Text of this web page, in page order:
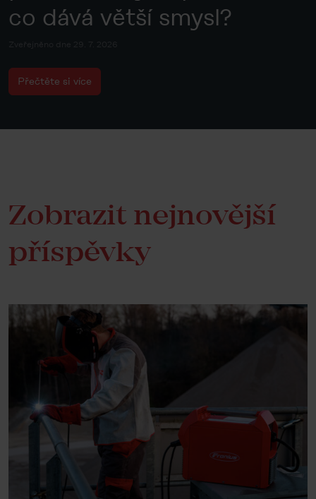
co dává větší smysl?
Přečtěte si více
Zobrazit nejnovější
příspěvky